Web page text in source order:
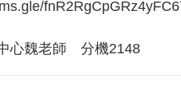
心魏老師 分機2148